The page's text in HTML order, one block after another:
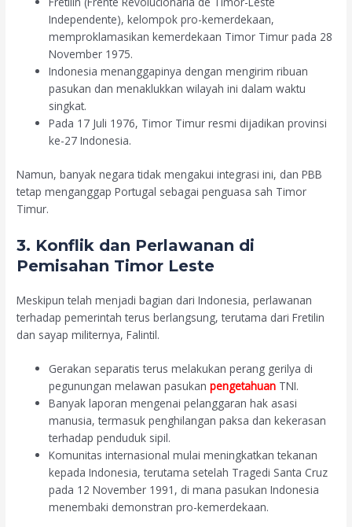
Independente), kelompok pro-kemerdekaan,
memproklamasikan kemerdekaan Timor Timur pada 28
November 1975.
Indonesia menanggapinya dengan mengirim ribuan
pasukan dan menaklukkan wilayah ini dalam waktu
singkat.
Pada 17 Juli 1976, Timor Timur resmi dijadikan provinsi
ke-27 Indonesia.
Namun, banyak negara tidak mengakui integrasi ini, dan PBB
tetap menganggap Portugal sebagai penguasa sah Timor
Timur.
3. Konflik dan Perlawanan di
Pemisahan Timor Leste
Meskipun telah menjadi bagian dari Indonesia, perlawanan
terhadap pemerintah terus berlangsung, terutama dari Fretilin
dan sayap militernya, Falintil.
Gerakan separatis terus melakukan perang gerilya di
pegunungan melawan pasukanpengetahuan TNI.
Banyak laporan mengenai pelanggaran hak asasi
manusia, termasuk penghilangan paksa dan kekerasan
terhadap penduduk sipil.
Komunitas internasional mulai meningkatkan tekanan
kepada Indonesia, terutama setelah Tragedi Santa Cruz
pada 12 November 1991, di mana pasukan Indonesia
menembaki demonstran pro-kemerdekaan.